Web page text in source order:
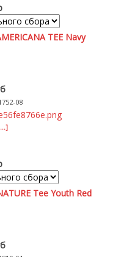
TEE Navy
08
Tee Youth Red